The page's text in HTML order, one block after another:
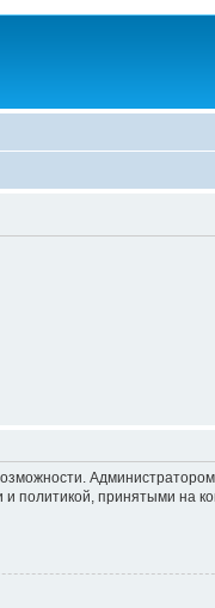
и политикой, принятыми на